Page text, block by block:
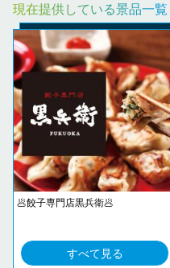
現在提供している景品一覧
🥟餃子専門店黒兵衛🥟
すべて見る